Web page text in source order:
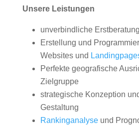
Unsere Leistungen
unverbindliche Erstberatung
Erstellung und
Websites und
Perfekte geografische
Zielgruppe
strategische Konzeption
Gestaltung
Rankinganalyseund